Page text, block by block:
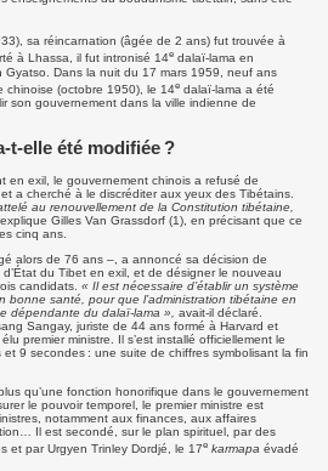
sa réincarnation (âgée de 2 ans) fut trouvée à
à Lhassa, il fut intronisé 14e dalaï-lama en
Gyatso. Dans la nuit du 17 mars 1959, neuf ans
chinoise (octobre 1950), le 14e dalaï-lama a été
son gouvernement dans la ville indienne de
t-elle été modifiée ?
en exil, le gouvernement chinois a refusé de
a cherché à le discréditer aux yeux des Tibétains.
au renouvellement de la Constitution tibétaine,
explique Gilles Van Grassdorf (1), en précisant que ce
cinq ans.
alors de 76 ans –, a annoncé sa décision de
du Tibet en exil, et de désigner le nouveau
candidats. « Il est nécessaire d’établir un système
bonne santé, pour que l’administration tibétaine en
dépendante du dalaï-lama »,
avait-il déclaré.
Sangay, juriste de 44 ans formé à Harvard et
premier ministre. Il s’est installé officiellement le
9 secondes : une suite de chiffres symbolisant la fin
qu’une fonction honorifique dans le gouvernement
le pouvoir temporel, le premier ministre est
notamment aux finances, aux affaires
Il est secondé, sur le plan spirituel, par des
et par Urgyen Trinley Dordjé, le 17e karmapa évadé